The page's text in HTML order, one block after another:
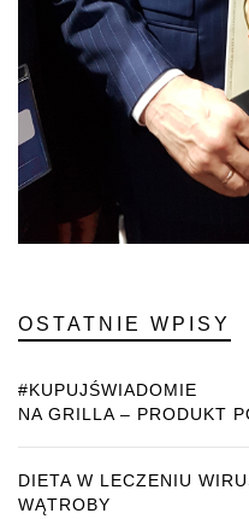
OSTATNIE WPISY
#KUPUJŚWIADOMIE
NA GRILLA – PRODUKT
DIETA W LECZENIU
WĄTROBY